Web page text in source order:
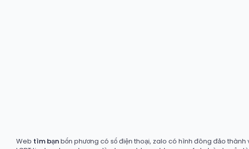
Web tìm bạnbốn phương có số điện thoại, zalo có hình đông đảo